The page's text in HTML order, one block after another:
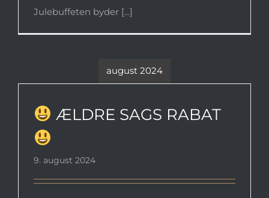
Julebuffeten byder [...]
august 2024
ÆLDRE SAGS RABAT
ÆLDRE SAGS RABAT
9. august 2024